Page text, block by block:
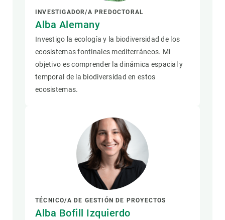
INVESTIGADOR/A PREDOCTORAL
Alba Alemany
Investigo la ecología y la biodiversidad de los
ecosistemas fontinales mediterráneos. Mi
objetivo es comprender la dinámica espacial y
temporal de la biodiversidad en estos
ecosistemas.
TÉCNICO/A DE GESTIÓN DE PROYECTOS
Alba Bofill Izquierdo